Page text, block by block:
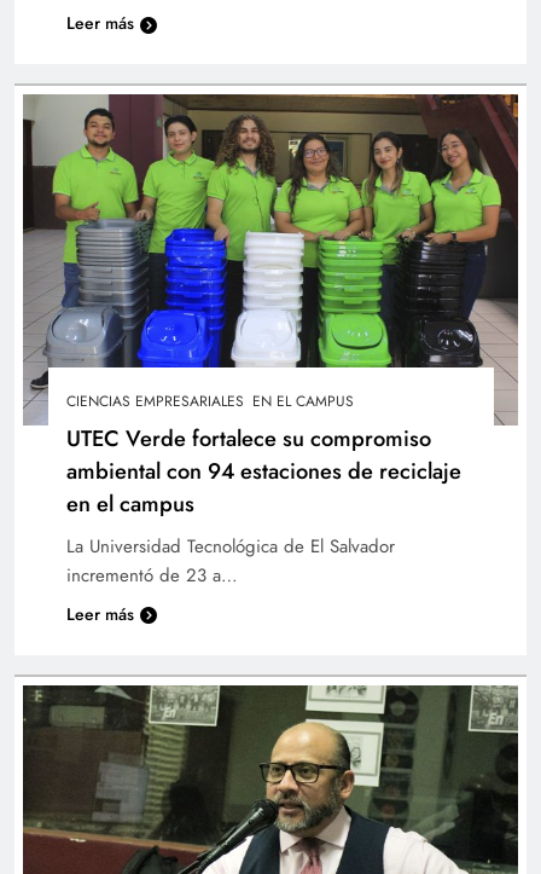
Inteligencia artificial y neuromarketing marcan
el futuro del marketing, afirma Guillermo López
Decanos exponen iniciativas académicas de la
UTEC en “Hoy nos visita”
“Café con Ciencia” visibiliza el liderazgo
Leer más
CIENCIAS EMPRESARIALES EN EL CAMPUS
UTEC Verde fortalece su compromiso
ambiental con 94 estaciones de reciclaje
en el campus
La Universidad Tecnológica de El Salvador
incrementó de 23 a…
Leer más